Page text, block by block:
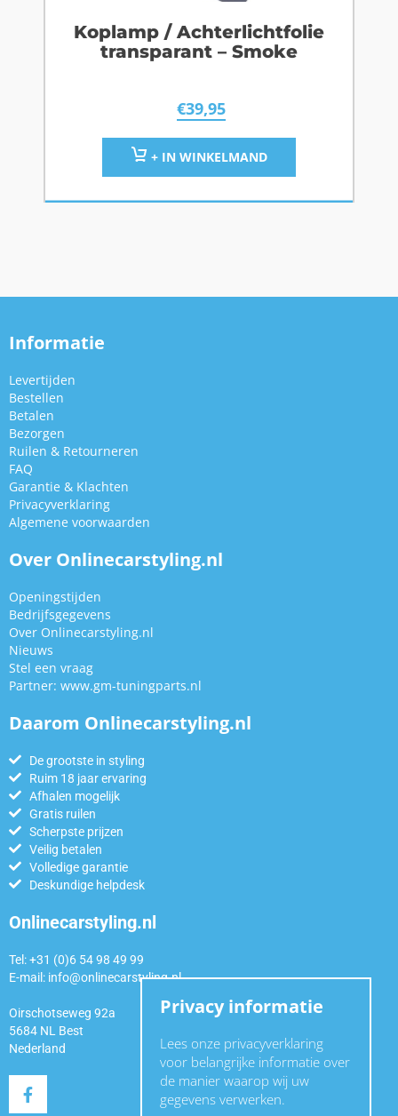
Koplamp / Achterlichtfolie
transparant – Smoke
€39,95
+ IN WINKELMAND
Informatie
Levertijden
Bestellen
Betalen
Bezorgen
Ruilen & Retourneren
FAQ
Garantie & Klachten
Privacyverklaring
Algemene voorwaarden
Over Onlinecarstyling.nl
Openingstijden
Bedrijfsgegevens
Over Onlinecarstyling.nl
Nieuws
Stel een vraag
Partner: www.gm-tuningparts.nl
Daarom Onlinecarstyling.nl
De grootste in styling
Ruim 18 jaar ervaring
Afhalen mogelijk
Gratis ruilen
Scherpste prijzen
Veilig betalen
Volledige garantie
Deskundige helpdesk
Onlinecarstyling.nl
Tel: +31 (0)6 54 98 49 99
E-mail: info@onlinecarstyling.nl
Oirschotseweg 92a
5684 NL Best
Nederland
Privacy informatie
Lees onze privacyverklaring
voor belangrijke informatie over
de manier waarop wij uw
gegevens verwerken.